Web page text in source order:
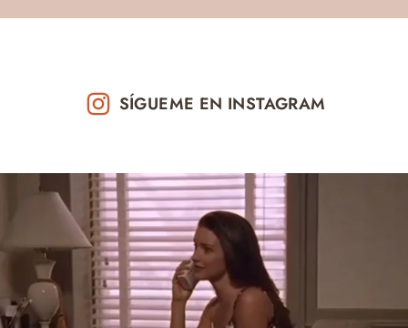
SÍGUEME EN INSTAGRAM